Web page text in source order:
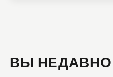
ВЫ